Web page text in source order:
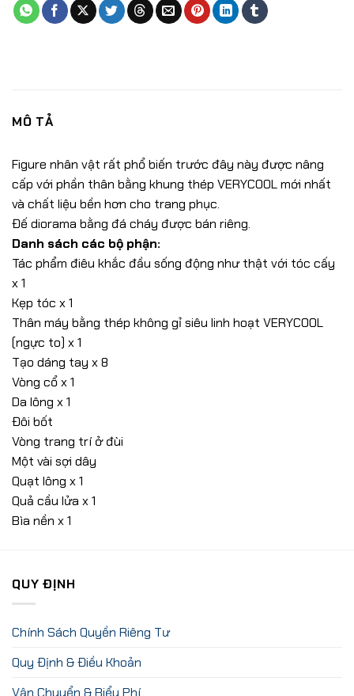
MÔ TẢ
Figure nhân vật rất phổ biến trước đây này được nâng
cấp với phần thân bằng khung thép VERYCOOL mới nhất
và chất liệu bền hơn cho trang phục.
Đế diorama bằng đá cháy được bán riêng.
Danh sách các bộ phận:
Tác phẩm điêu khắc đầu sống động như thật với tóc cấy
x 1
Kẹp tóc x 1
Thân máy bằng thép không gỉ siêu linh hoạt VERYCOOL
(ngực to) x 1
Tạo dáng tay x 8
Vòng cổ x 1
Da lông x 1
Đôi bốt
Vòng trang trí ở đùi
Một vài sợi dây
Quạt lông x 1
Quả cầu lửa x 1
Bìa nền x 1
QUY ĐỊNH
Chính Sách Quyền Riêng Tư
Quy Định & Điều Khoản
Vận Chuyển & Biểu Phí